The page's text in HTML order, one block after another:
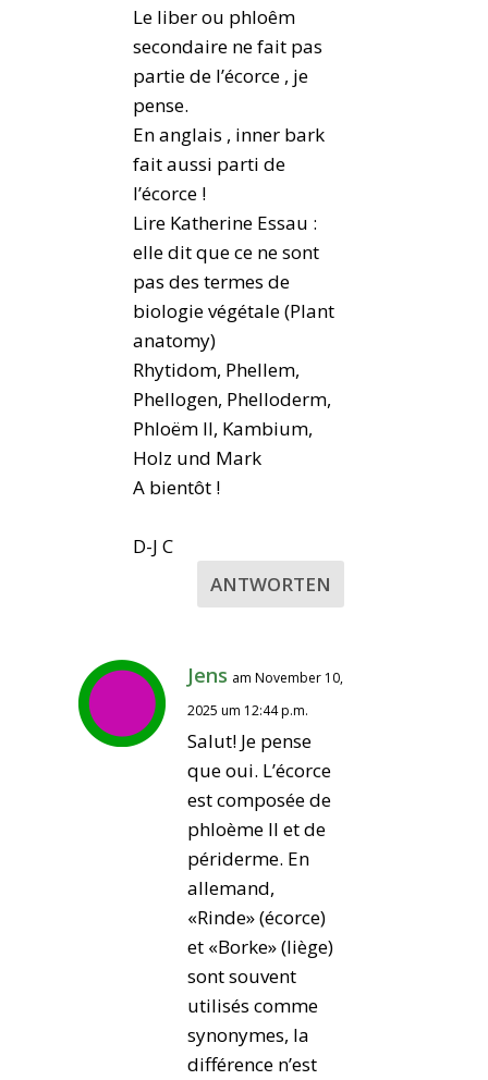
Le liber ou phloêm
secondaire ne fait pas
partie de l’écorce , je
pense.
En anglais , inner bark
fait aussi parti de
l’écorce !
Lire Katherine Essau :
elle dit que ce ne sont
pas des termes de
biologie végétale (Plant
anatomy)
Rhytidom, Phellem,
Phellogen, Phelloderm,
Phloëm II, Kambium,
Holz und Mark
A bientôt !
D-J C
ANTWORTEN
Jens am November 10,
2025 um 12:44 p.m.
Salut! Je pense
que oui. L’écorce
est composée de
phloème II et de
périderme. En
allemand,
«Rinde» (écorce)
et «Borke» (liège)
sont souvent
utilisés comme
synonymes, la
différence n’est